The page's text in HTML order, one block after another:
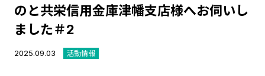
のと共栄信用金庫津幡支店様へお伺いし
ました＃2
2025.09.03 活動情報